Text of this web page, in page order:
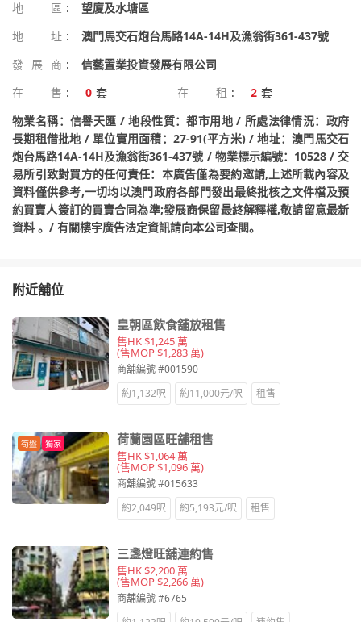
地區 :
望廈及水塘區
地址 :
澳門馬交石炮台馬路14A-14H及漁翁街361-437號
發展商 :
信藝置業投資發展有限公司
在售 : 0 套 在租 : 2 套
物業名稱：信譽天匯 / 地段性質：都市用地 / 所處法律情況：政府
長期租借批地 / 單位實用面積：27-91(平方米) / 地址：澳門馬交石
炮台馬路14A-14H及漁翁街361-437號 / 物業標示編號：10528 / 交
易所引致對買方的任何責任：本廣告僅為要約邀請,上述所載內容及
資料僅供參考,一切均以澳門政府各部門發出最終批核之文件檔及預
約買賣人簽訂的買賣合同為準;發展商保留最終解釋權,敬請留意最新
資料 。/ 有關樓宇廣告法定資訊請向本公司查閱。
附近舖位
皇朝區飲食舖放租售
售HK $1,245 萬
(售MOP $1,283 萬)
商舖編號 #001590
約1,132呎
約11,000元/呎 租售
筍盤 獨家 荷蘭園區旺舖租售
售HK $1,064 萬
(售MOP $1,096 萬)
商舖編號 #015633
約2,049呎
約5,193元/呎 租售
三盞燈旺舖連約售
售HK $2,200 萬
(售MOP $2,266 萬)
商舖編號 #6765